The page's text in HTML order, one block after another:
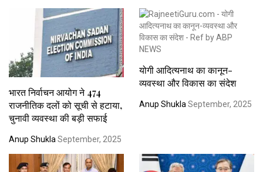
भारत निर्वाचन आयोग ने 474
राजनीतिक दलों को सूची से हटाया,
चुनावी व्यवस्था की बड़ी सफाई
Anup Shukla September, 2025
योगी आदित्यनाथ का कानून-
व्यवस्था और विकास का संदेश
Anup Shukla September, 2025